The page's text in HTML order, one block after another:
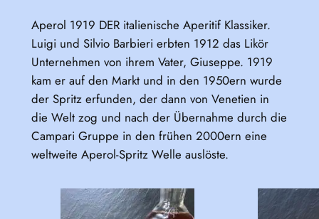
Aperol 1919 DER italienische Aperitif Klassiker.
Luigi und Silvio Barbieri erbten 1912 das Likör
Unternehmen von ihrem Vater, Giuseppe. 1919
kam er auf den Markt und in den 1950ern wurde
der Spritz erfunden, der dann von Venetien in
die Welt zog und nach der Übernahme durch die
Campari Gruppe in den frühen 2000ern eine
weltweite Aperol-Spritz Welle auslöste.